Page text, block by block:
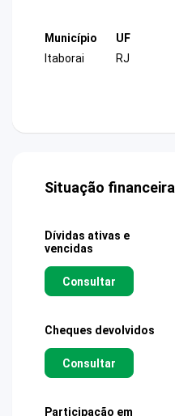
Município
Itaborai
UF
RJ
Situação financeira
Dívidas ativas e
vencidas
Consultar
Cheques devolvidos
Consultar
Participação em